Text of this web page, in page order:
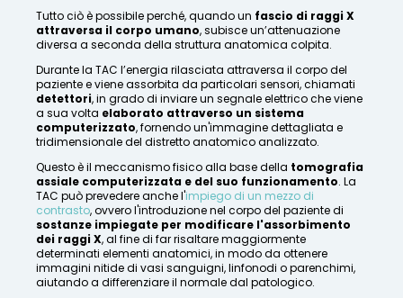
Tutto ciò è possibile perché, quando un fascio di raggi X
attraversa il corpo umano, subisce un’attenuazione
diversa a seconda della struttura anatomica colpita.
Durante la TAC l’energia rilasciata attraversa il corpo del
paziente e viene assorbita da particolari sensori, chiamati
detettori, in grado di inviare un segnale elettrico che viene
a sua volta elaborato attraverso un sistema
computerizzato, fornendo un'immagine dettagliata e
tridimensionale del distretto anatomico analizzato.
Questo è il meccanismo fisico alla base della tomografia
assiale computerizzata e del suo funzionamento. La
TAC può prevedere anche l'impiego di un mezzo di
contrasto, ovvero l'introduzione nel corpo del paziente di
sostanze impiegate per modificare l'assorbimento
dei raggi X, al fine di far risaltare maggiormente
determinati elementi anatomici, in modo da ottenere
immagini nitide di vasi sanguigni, linfonodi o parenchimi,
aiutando a differenziare il normale dal patologico.